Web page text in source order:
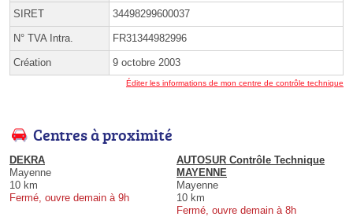
SIRET 34498299600037
N° TVA Intra. FR31344982996
Création 9 octobre 2003
Éditer les informations de mon centre de contrôle technique
Centres à proximité
DEKRA
Mayenne
10 km
Fermé, ouvre demain à 9h
AUTOSUR Contrôle Technique
MAYENNE
Mayenne
10 km
Fermé, ouvre demain à 8h